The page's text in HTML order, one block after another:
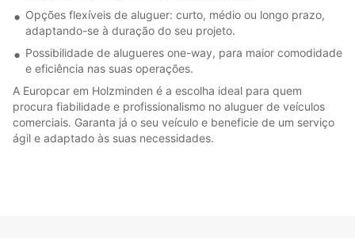
Opções flexíveis de aluguer: curto, médio ou longo prazo,
adaptando-se à duração do seu projeto.
Possibilidade de alugueres one-way, para maior comodidade
e eficiência nas suas operações.
A Europcar em Holzminden é a escolha ideal para quem
procura fiabilidade e profissionalismo no aluguer de veículos
comerciais. Garanta já o seu veículo e beneficie de um serviço
ágil e adaptado às suas necessidades.